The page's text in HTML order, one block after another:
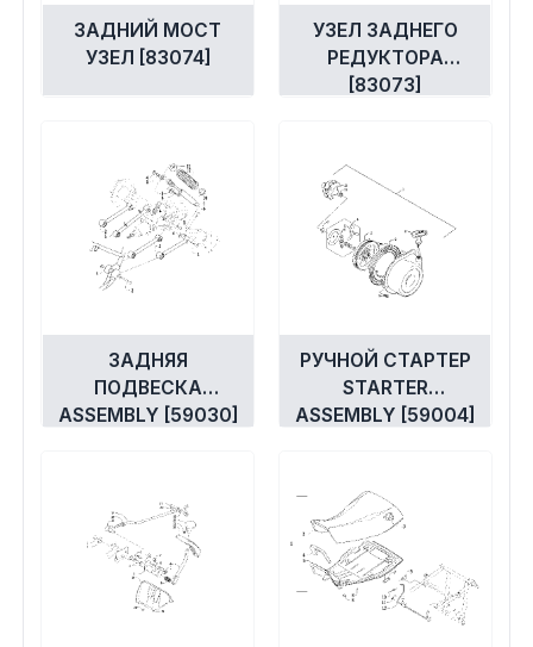
ЗАДНИЙ МОСТ
УЗЕЛ [83074]
УЗЕЛ ЗАДНЕГО
РЕДУКТОРА
[83073]
ЗАДНЯЯ
ПОДВЕСКА
ASSEMBLY [59030]
РУЧНОЙ СТАРТЕР
STARTER
ASSEMBLY [59004]